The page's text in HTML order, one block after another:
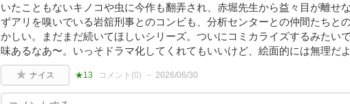
いたこともないキノコや虫に今作も翻弄され、赤堀先生から益々目が離せ
ずアリを嗅いでいる岩舘刑事とのコンビも、分析センターとの仲間たちと
かしい。まだまだ続いてほしいシリーズ。ついにコミカライズするみたい
味あるなあ〜。いっそドラマ化してくれてもいいけど、絵面的には無理だよ
ナイス ★13 コメント(0) 2026/06/30